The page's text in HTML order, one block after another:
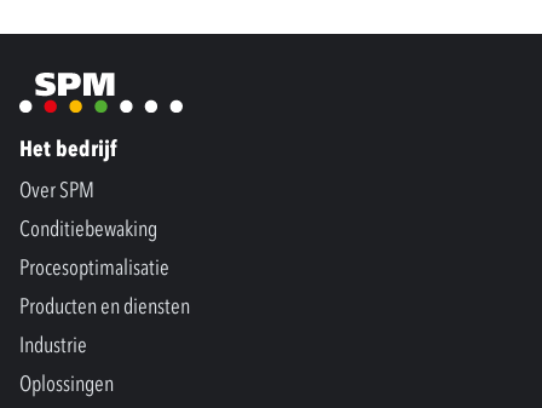
Het bedrijf
Over SPM
Conditiebewaking
Procesoptimalisatie
Producten en diensten
Industrie
Oplossingen